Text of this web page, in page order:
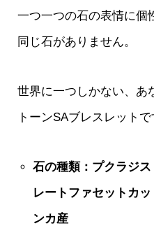
一つ一つの石の表情に個
同じ石がありません。
世界に一つしかない、あ
トーンSAブレスレットで
石の種類：プクラジ
レートファセットカ
ンカ産